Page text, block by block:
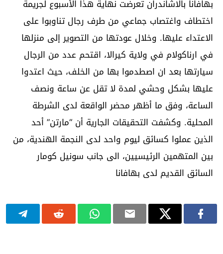
بهافانا بالاشاندران تعرضت نهاية هذا الأسبوع لجريمة
اختطاف واغتصاب جماعي من طرف رجال تناوبوا على
الاعتداء عليها. وخلال عودتها من التصوير إلى منزلها
في ارناكولام في ولاية كيرالا، اقتحم عدد من الرجال
سيارتها بعد ان اصطدموا بها من الخلف، حيث اعتدوا
عليها بشكل وحشي لمدة لا تقل عن ساعة ونصف
الساعة، وفق ما أظهر محضر الواقعة لدى الشرطة
المحلية. وكشفت التحقيقات الجارية أن “مارتن” أحد
الذين عملوا كسائق ليوم واحد لدى النجمة الهندية، من
بين المتهمين الرئيسيين، الى جانب سونيل كومار
السائق القديم لدى بهافانا